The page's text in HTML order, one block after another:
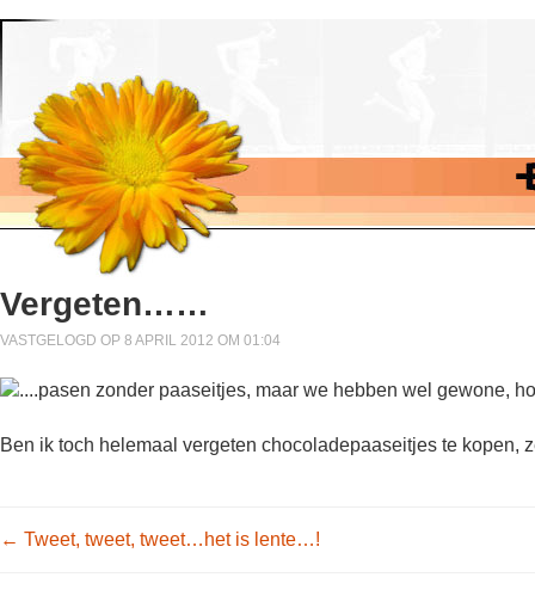
Vergeten……
VASTGELOGD OP 8 APRIL 2012 OM 01:04
Ben ik toch helemaal vergeten chocoladepaaseitjes te
Post navigation
← Tweet, tweet, tweet…het is lente…!